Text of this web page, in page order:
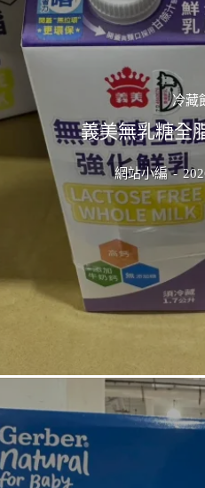
冷藏
義美無乳糖全
網站小編 -